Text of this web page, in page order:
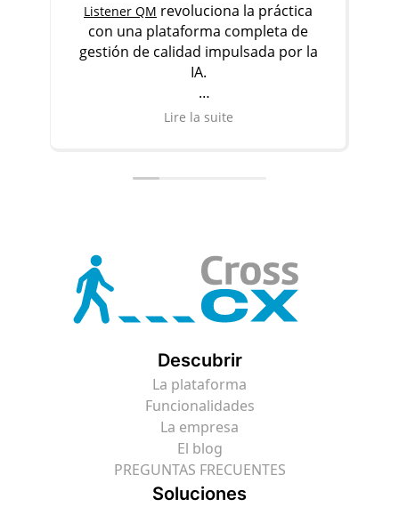
Listener QM revoluciona la práctica
con una plataforma completa de
gestión de calidad impulsada por la
IA.
Descubrir
Lire la suite
Descubrir
La plataforma
Funcionalidades
La empresa
El blog
PREGUNTAS FRECUENTES
Soluciones